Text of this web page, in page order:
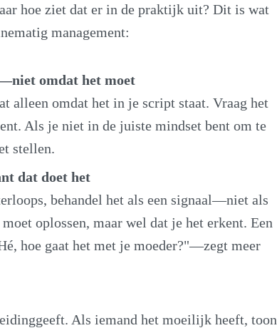
hoe ziet dat er in de praktijk uit? Dit is wat
management:
omdat het moet
alleen omdat het in je script staat. Vraag het
Als je niet in de juiste mindset bent om te
stellen.
dat doet het
behandel het als een signaal—niet als
oplossen, maar wel dat je het erkent. Een
hoe gaat het met je moeder?"—zegt meer
Als iemand het moeilijk heeft, toon